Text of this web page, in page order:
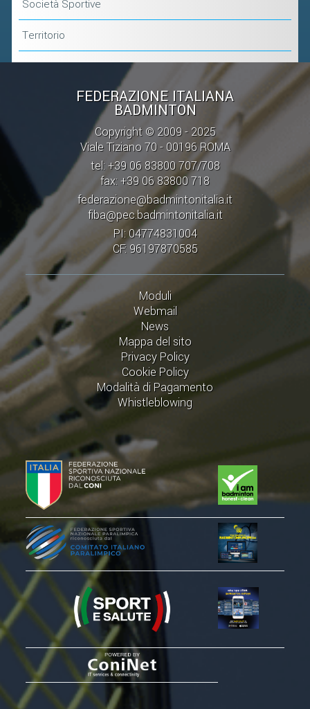
Società Sportive
Territorio
FEDERAZIONE ITALIANA
BADMINTON
Copyright © 2009 - 2025
Viale Tiziano 70 - 00196 ROMA
tel: +39 06 83800 707/708
fax: +39 06 83800 718
federazione@badmintonitalia.it
fiba@pec.badmintonitalia.it
PI: 04774831004
CF: 96197870585
Moduli
Webmail
News
Mappa del sito
Privacy Policy
Cookie Policy
Modalità di Pagamento
Whistleblowing